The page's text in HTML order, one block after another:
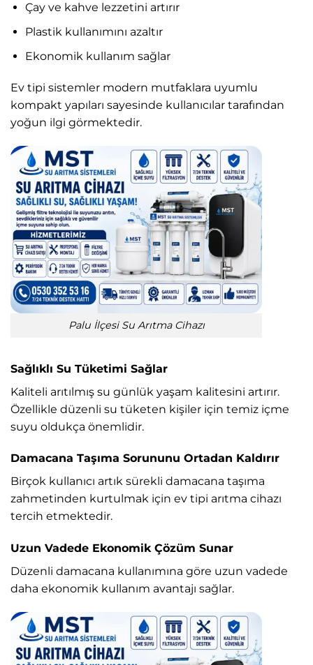
Çay ve kahve lezzetini artırır
Plastik kullanımını azaltır
Ekonomik kullanım sağlar
Ev tipi sistemler modern mutfaklara uyumlu
kompakt yapıları sayesinde kullanıcılar tarafından
yoğun ilgi görmektedir.
Palu İlçesi Su Arıtma Cihazı
Sağlıklı Su Tüketimi Sağlar
Kaliteli arıtılmış su günlük yaşam kalitesini artırır.
Özellikle düzenli su tüketen kişiler için temiz içme
suyu oldukça önemlidir.
Damacana Taşıma Sorununu Ortadan Kaldırır
Birçok kullanıcı artık sürekli damacana taşıma
zahmetinden kurtulmak için ev tipi arıtma cihazı
tercih etmektedir.
Uzun Vadede Ekonomik Çözüm Sunar
Düzenli damacana kullanımına göre uzun vadede
daha ekonomik kullanım avantajı sağlar.